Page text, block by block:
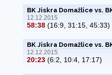
BK Jiskra Domažlice vs.
12.12.2015
58:38 (16:9, 31:15, 45:33)
BK Jiskra Domažlice vs.
12.12.2015
20:23 (6:2, 10:4, 17:17)